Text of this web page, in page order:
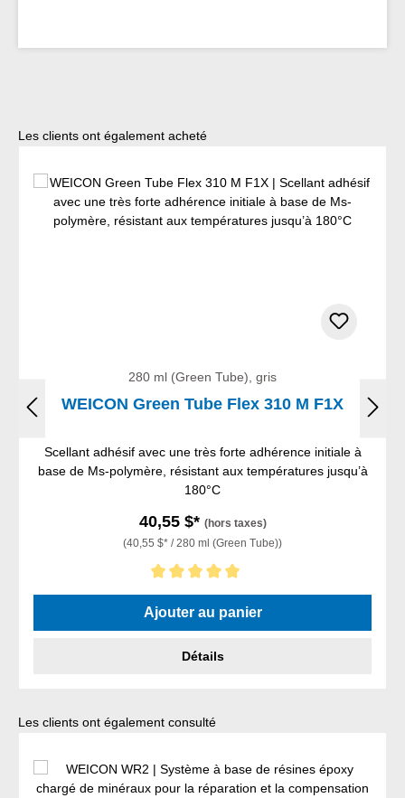
Ignorer la galerie de produits
Les clients ont également acheté
280 ml (Green Tube), gris
WEICON Green Tube Flex 310 M F1X
Scellant adhésif avec une très forte adhérence initiale à
base de Ms-polymère, résistant aux températures jusqu’à
180°C
40,55 $* (hors taxes)
(40,55 $* / 280 ml (Green Tube))
Note moyenne de 5 sur 5 étoiles
Ajouter au panier
Détails
Ignorer la galerie de produits
Les clients ont également consulté